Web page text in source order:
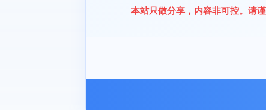
本站只做分享，内容非可控。请